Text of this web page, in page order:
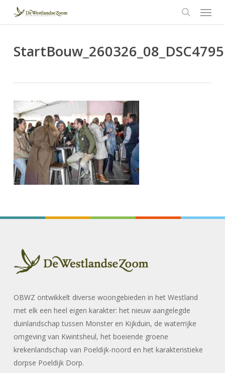
content
Menu
StartBouw_260326_08_DSC4795
OBWZ ontwikkelt diverse woongebieden in het Westland
met elk een heel eigen karakter: het nieuw aangelegde
duinlandschap tussen Monster en Kijkduin, de waterrijke
omgeving van Kwintsheul, het boeiende groene
krekenlandschap van Poeldijk-noord en het karakteristieke
dorpse Poeldijk Dorp.